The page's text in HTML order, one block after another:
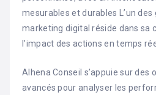
mesurables et durables L’un
marketing digital réside dans sa
l’impact des actions en temps
Alhena Conseil s’appuie sur des
avancés pour analyser les